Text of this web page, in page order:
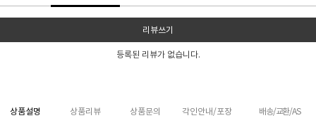
리뷰쓰기
등록된 리뷰가 없습니다.
상품설명 상품리뷰 상품문의 각인안내/포장 배송/교환/AS